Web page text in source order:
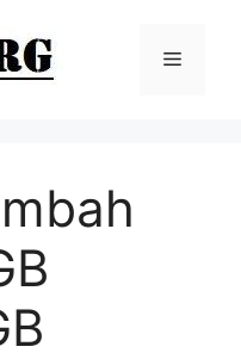
Menu